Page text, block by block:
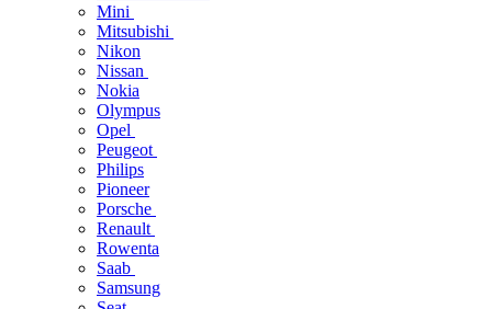
Mini
Mitsubishi
Nikon
Nissan
Nokia
Olympus
Opel
Peugeot
Philips
Pioneer
Porsche
Renault
Rowenta
Saab
Samsung